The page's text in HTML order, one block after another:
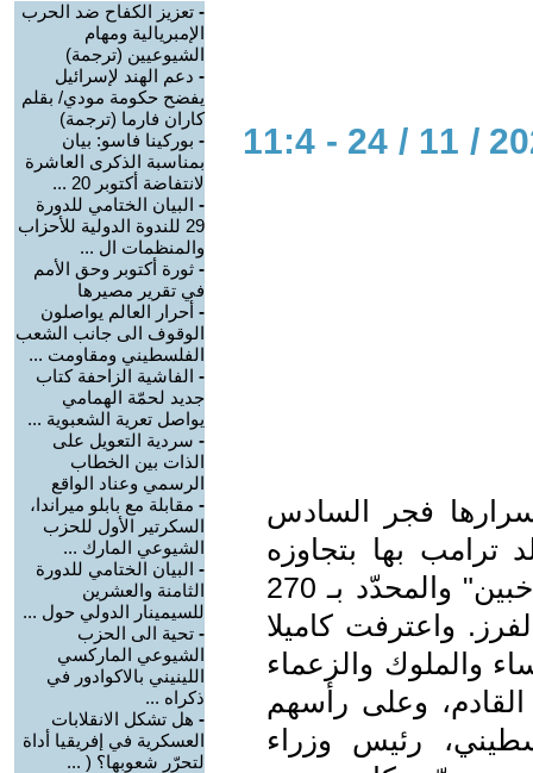
الحوار المتمدن-العدد: 8171 - 2024 / 11 / 24 - 11:4
فجر السادس
ترامب بها بتجاوزه
العدد المطلوب من أصوات "كبار الناخبين" والمحدّد بـ 270
واعترفت كاميلا
والملوك والزعماء
وعلى رأسهم
رئيس وزراء
- تعزيز الكفاح ضد الحرب
الإمبريالية ومهام
الشيوعيين (ترجمة)
- دعم الهند لإسرائيل
يفضح حكومة مودي/ بقلم
كاران فارما (ترجمة)
- بوركينا فاسو: بيان
بمناسبة الذكرى العاشرة
لانتفاضة أكتوبر 20 ...
- البيان الختامي للدورة
29 للندوة الدولية للأحزاب
والمنظمات ال ...
- ثورة أكتوبر وحق الأمم
في تقرير مصيرها
- أحرار العالم يواصلون
الوقوف الى جانب الشعب
الفلسطيني ومقاومت ...
- الفاشية الزاحفة كتاب
جديد لحمّة الهمامي
يواصل تعرية الشعبوية ...
- سردية التعويل على
الذات بين الخطاب
الرسمي وعناد الواقع
- مقابلة مع بابلو ميراندا،
السكرتير الأول للحزب
الشيوعي المارك ...
- البيان الختامي للدورة
الثامنة والعشرين
للسيمينار الدولي حول ...
- تحية الى الحزب
الشيوعي الماركسي
اللينيني بالاكوادور في
ذكراه ...
- هل تشكل الانقلابات
العسكرية في إفريقيا أداة
لتحرّر شعوبها؟ ( ...